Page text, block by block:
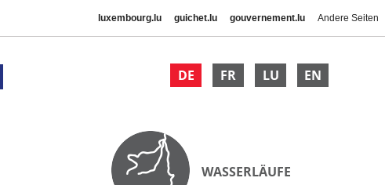
luxembourg.lu guichet.lu gouvernement.lu Andere Seiten
DE FR LU EN
WASSERLÄUFE